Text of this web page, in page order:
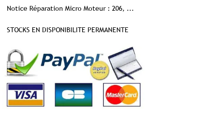
Notice Réparation Micro Moteur : 206, ...
STOCKS EN DISPONIBILITE PERMANENTE